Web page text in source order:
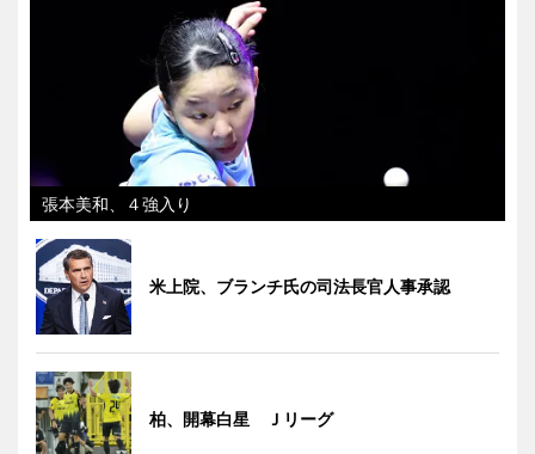
張本美和、４強入り
米上院、ブランチ氏の司法長官人事承認
柏、開幕白星 Ｊリーグ